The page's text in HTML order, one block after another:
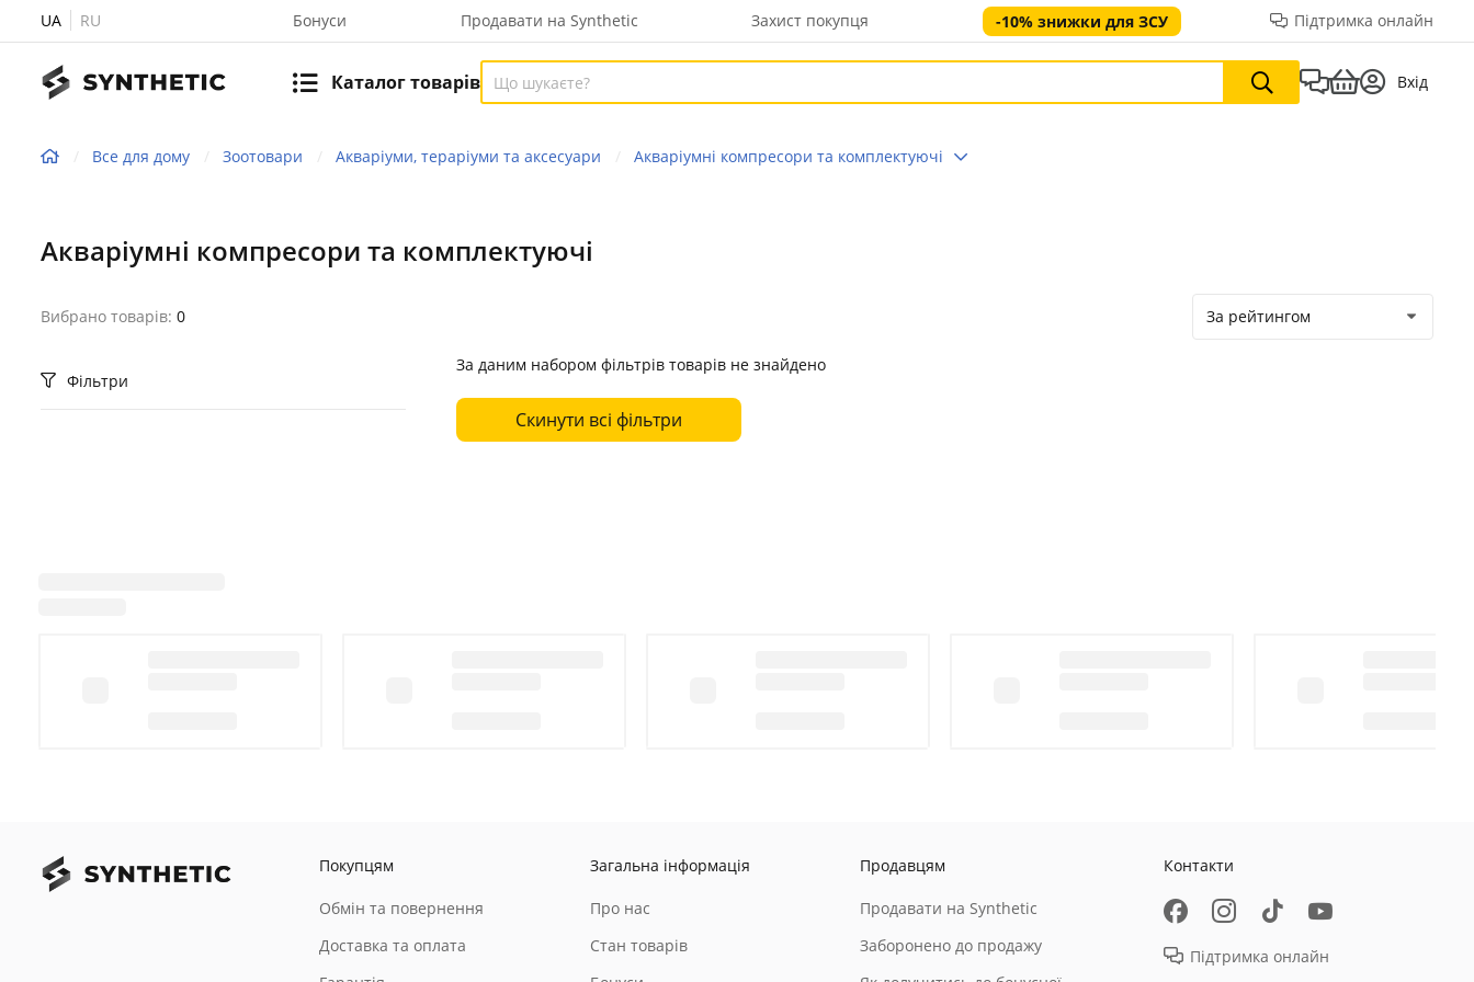
UA RU Бонуси Продавати на Synthetic Захист покупця -10% знижки для ЗСУ Підтримка онлайн
Каталог товарів Вхід
Все для дому Зоотовари Акваріуми, тераріуми та аксесуари Акваріумні компресори та комплектуючі
Акваріумні компресори та комплектуючі
Вибрано товарів: 0 За рейтингом
Фільтри
За даним набором фільтрів товарів не знайдено
Скинути всі фільтри
Покупцям
Обмін та повернення
Доставка та оплата
Загальна інформація
Про нас
Стан товарів
Продавцям
Продавати на Synthetic
Заборонено до продажу
Контакти
Підтримка онлайн